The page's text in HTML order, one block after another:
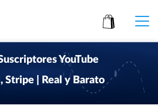
YouTube
Stripe | Real y Barato